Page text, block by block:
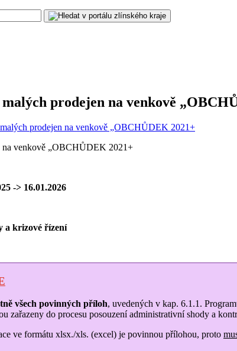
prodejen na venkově
prodejen na venkově „OBCHŮDEK 2021+
na venkově „OBCHŮDEK 2021+
-> 16.01.2026
a krizové řízení
všech povinných příloh, uvedených v kap. 6.1.1.
zařazeny do procesu posouzení administrativní shody a
ve formátu xlsx./xls. (excel) je povinnou přílohou, proto